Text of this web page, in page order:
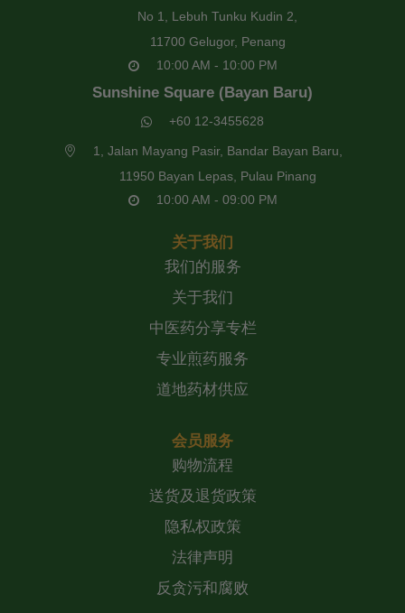
No 1, Lebuh Tunku Kudin 2,
11700 Gelugor, Penang
10:00 AM - 10:00 PM
Sunshine Square (Bayan Baru)
+60 12-3455628
1, Jalan Mayang Pasir, Bandar Bayan Baru,
11950 Bayan Lepas, Pulau Pinang
10:00 AM - 09:00 PM
关于我们
我们的服务
关于我们
中医药分享专栏
专业煎药服务
道地药材供应
会员服务
购物流程
送货及退货政策
隐私权政策
法律声明
反贪污和腐败